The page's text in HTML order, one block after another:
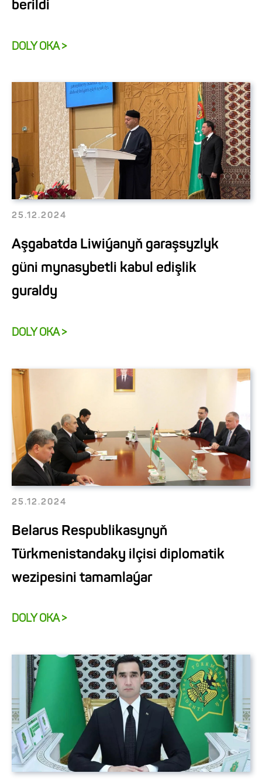
berildi
DOLY OKA >
25.12.2024
Aşgabatda Liwiýanyň garaşsyzlyk
güni mynasybetli kabul edişlik
guraldy
DOLY OKA >
25.12.2024
Belarus Respublikasynyň
Türkmenistandaky ilçisi diplomatik
wezipesini tamamlaýar
DOLY OKA >